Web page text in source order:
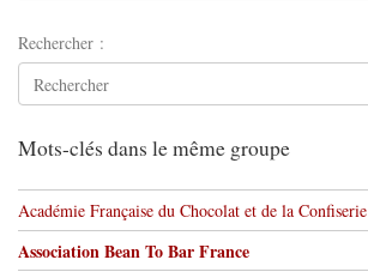
Rechercher :
Mots-clés dans le même groupe
Académie Française du Chocolat et de la Confiserie
Association Bean To Bar France